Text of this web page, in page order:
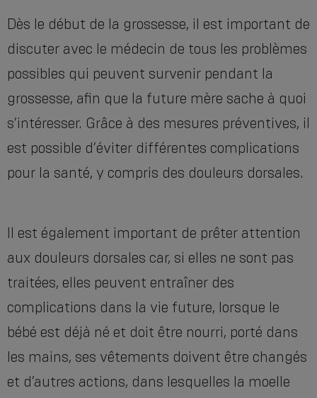
Dès le début de la grossesse, il est important de
discuter avec le médecin de tous les problèmes
possibles qui peuvent survenir pendant la
grossesse, afin que la future mère sache à quoi
s’intéresser. Grâce à des mesures préventives, il
est possible d’éviter différentes complications
pour la santé, y compris des douleurs dorsales.
Il est également important de prêter attention
aux douleurs dorsales car, si elles ne sont pas
traitées, elles peuvent entraîner des
complications dans la vie future, lorsque le
bébé est déjà né et doit être nourri, porté dans
les mains, ses vêtements doivent être changés
et d’autres actions, dans lesquelles la moelle